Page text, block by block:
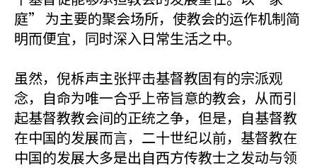
庭” 为主要的聚会场所，使教会的运作机制简
明而便宜，同时深入日常生活之中。
虽然，倪柝声主张抨击基督教固有的宗派观
念，自命为唯一合乎上帝旨意的教会，从而引
起基督教教会间的正统之争，但是，自基督教
在中国的发展而言，二十世纪以前，基督教在
中国的发展大多是出自西方传教士之发动与领